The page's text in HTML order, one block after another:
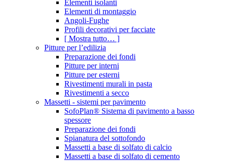
Elementi isolanti
Elementi di montaggio
Angoli-Fughe
Profili decorativi per facciate
[ Mostra tutto… ]
Pitture per l’edilizia
Preparazione dei fondi
Pitture per interni
Pitture per esterni
Rivestimenti murali in pasta
Rivestimenti a secco
Massetti - sistemi per pavimento
SofoPlan® Sistema di pavimento a basso
spessore
Preparazione dei fondi
Spianatura del sottofondo
Massetti a base di solfato di calcio
Massetti a base di solfato di cemento